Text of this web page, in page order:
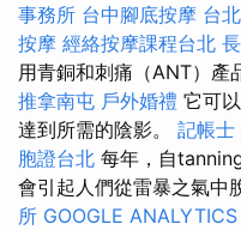
事務所 台中腳底按摩 台
按摩 經絡按摩課程台北
用青銅和刺痛（ANT）產
推拿南屯 戶外婚禮 它可
達到所需的陰影。 記帳士
胞證台北 每年，自
會引起人們從雷暴之氣中
所 GOOGLE ANALYTICS